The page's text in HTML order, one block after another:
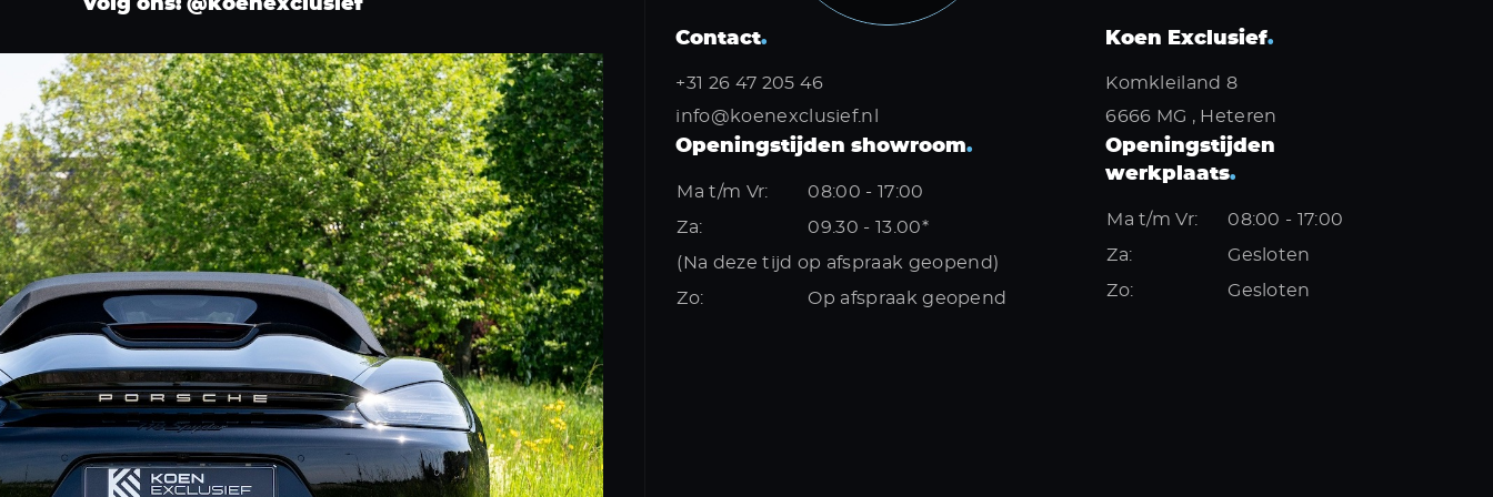
Volg ons: @koenexclusief
Contact.
+31 26 47 205 46
info@koenexclusief.nl
Koen Exclusief.
Komkleiland 8
6666 MG , Heteren
Openingstijden showroom.
Ma t/m Vr:
08:00 - 17:00
Za:
09.30 - 13.00*
(Na deze tijd op afspraak geopend)
Zo:
Op afspraak geopend
Openingstijden
werkplaats.
Ma t/m Vr:
08:00 - 17:00
Za:
Gesloten
Zo:
Gesloten